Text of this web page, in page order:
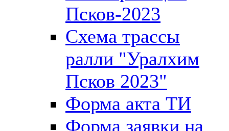
Псков-2023
Схема трассы
ралли "Уралхим
Псков 2023"
Форма акта ТИ
Форма заявки на